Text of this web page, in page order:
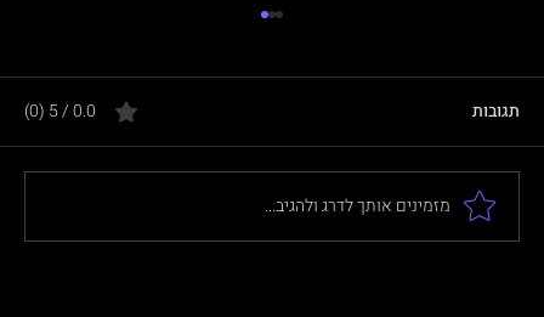
תגובות 0.0 / 5 ‏(0)
מזמינים אותך לדרג ולהגיב...